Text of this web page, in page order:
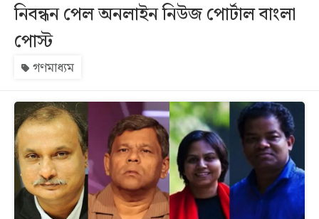
সর্বশেষ
বিভাগ
আর্কাইভ
কনভার্টার
নিবন্ধন পেল অনলাইন নিউজ পোর্টাল বাংলা
পোস্ট
গণমাধ্যম